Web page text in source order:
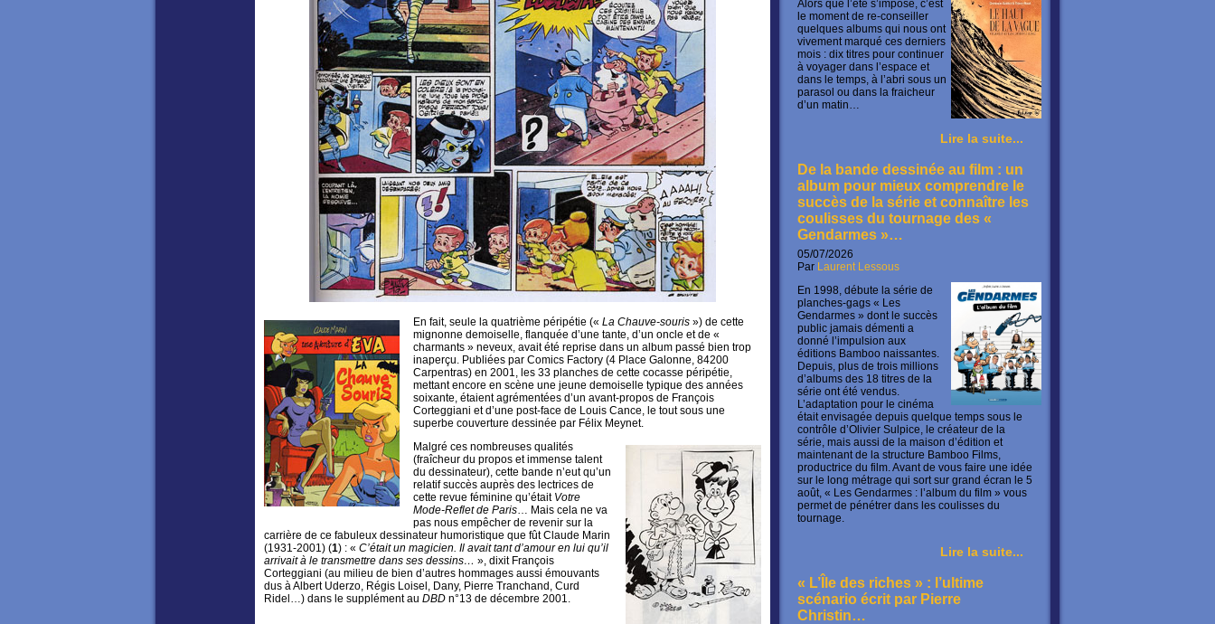
Alors que l’été s’impose, c’est
le moment de re-conseiller
quelques albums qui nous ont
vivement marqué ces derniers
mois : dix titres pour continuer
à voyager dans l’espace et
dans le temps, à l’abri sous un
parasol ou dans la fraicheur
d’un matin…
Lire la suite...
De la bande dessinée au film : un
album pour mieux comprendre le
succès de la série et connaître les
coulisses du tournage des «
Gendarmes »…
05/07/2026
Par Laurent Lessous
En 1998, débute la série de
planches-gags « Les
Gendarmes » dont le succès
public jamais démenti a
donné l’impulsion aux
éditions Bamboo naissantes.
Depuis, plus de trois millions
d’albums des 18 titres de la
série ont été vendus.
L’adaptation pour le cinéma
était envisagée depuis quelque temps sous le
contrôle d’Olivier Sulpice, le créateur de la
série, mais aussi de la maison d’édition et
maintenant de la structure Bamboo Films,
productrice du film. Avant de vous faire une idée
sur le long métrage qui sort sur grand écran le 5
août, « Les Gendarmes : l’album du film » vous
permet de pénétrer dans les coulisses du
tournage.
Lire la suite...
« L’Île des riches » : l’ultime
scénario écrit par Pierre
Christin…
En fait, seule la quatrième péripétie (« La Chauve-souris ») de cette
mignonne demoiselle, flanquée d’une tante, d’un oncle et de «
charmants » neveux, avait été reprise dans un album passé bien trop
inaperçu. Publiées par Comics Factory (4 Place Galonne, 84200
Carpentras) en 2001, les 33 planches de cette cocasse péripétie,
mettant encore en scène une jeune demoiselle typique des années
soixante, étaient agrémentées d’un avant-propos de François
Corteggiani et d’une post-face de Louis Cance, le tout sous une
superbe couverture dessinée par Félix Meynet.
Malgré ces nombreuses qualités
(fraîcheur du propos et immense talent
du dessinateur), cette bande n’eut qu’un
relatif succès auprès des lectrices de
cette revue féminine qu’était Votre
Mode-Reflet de Paris… Mais cela ne va
pas nous empêcher de revenir sur la
carrière de ce fabuleux dessinateur humoristique que fût Claude Marin
(1931-2001) (1) : « C’était un magicien. Il avait tant d’amour en lui qu’il
arrivait à le transmettre dans ses dessins… », dixit François
Corteggiani (au milieu de bien d’autres hommages aussi émouvants
dus à Albert Uderzo, Régis Loisel, Dany, Pierre Tranchand, Curd
Ridel…) dans le supplément au DBD n°13 de décembre 2001.